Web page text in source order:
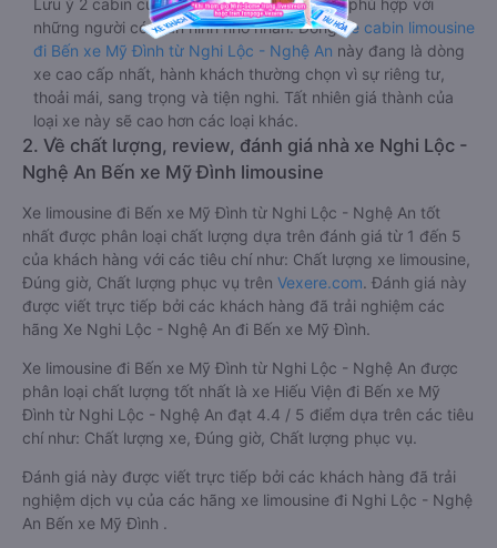
Lưu ý 2 cabin cuối thường thiết kế nhỏ hơn phù hợp với
những người có thân hình nhỏ nhắn. Dòngxe cabin limousine
đi Bến xe Mỹ Đình từ Nghi Lộc - Nghệ An này đang là dòng
xe cao cấp nhất, hành khách thường chọn vì sự riêng tư,
thoải mái, sang trọng và tiện nghi. Tất nhiên giá thành của
loại xe này sẽ cao hơn các loại khác.
2. Về chất lượng, review, đánh giá nhà xe Nghi Lộc -
Nghệ An Bến xe Mỹ Đình limousine
Xe limousine đi Bến xe Mỹ Đình từ Nghi Lộc - Nghệ An tốt
nhất được phân loại chất lượng dựa trên đánh giá từ 1 đến 5
của khách hàng với các tiêu chí như: Chất lượng xe limousine,
Đúng giờ, Chất lượng phục vụ trên Vexere.com. Đánh giá này
được viết trực tiếp bởi các khách hàng đã trải nghiệm các
hãng Xe Nghi Lộc - Nghệ An đi Bến xe Mỹ Đình.
Xe limousine đi Bến xe Mỹ Đình từ Nghi Lộc - Nghệ An được
phân loại chất lượng tốt nhất là xe Hiếu Viện đi Bến xe Mỹ
Đình từ Nghi Lộc - Nghệ An đạt 4.4 / 5 điểm dựa trên các tiêu
chí như: Chất lượng xe, Đúng giờ, Chất lượng phục vụ.
Đánh giá này được viết trực tiếp bởi các khách hàng đã trải
nghiệm dịch vụ của các hãng xe limousine đi Nghi Lộc - Nghệ
An Bến xe Mỹ Đình .